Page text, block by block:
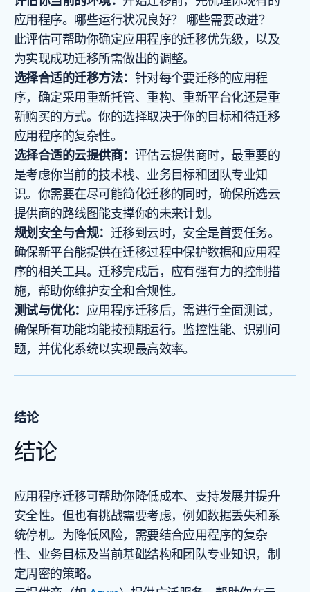
应用程序。哪些运行状况良好？ 哪些需要改进？
此评估可帮助你确定应用程序的迁移优先级，以及
为实现成功迁移所需做出的调整。
选择合适的迁移方法： 针对每个要迁移的应用程
序，确定采用重新托管、重构、重新平台化还是重
新购买的方式。你的选择取决于你的目标和待迁移
应用程序的复杂性。
选择合适的云提供商： 评估云提供商时，最重要的
是考虑你当前的技术栈、业务目标和团队专业知
识。你需要在尽可能简化迁移的同时，确保所选云
提供商的路线图能支撑你的未来计划。
规划安全与合规： 迁移到云时，安全是首要任务。
确保新平台能提供在迁移过程中保护数据和应用程
序的相关工具。迁移完成后，应有强有力的控制措
施，帮助你维护安全和合规性。
测试与优化： 应用程序迁移后，需进行全面测试，
确保所有功能均能按预期运行。监控性能、识别问
题，并优化系统以实现最高效率。
结论
结论
应用程序迁移可帮助你降低成本、支持发展并提升
安全性。但也有挑战需要考虑，例如数据丢失和系
统停机。为降低风险，需要结合应用程序的复杂
性、业务目标及当前基础结构和团队专业知识，制
定周密的策略。